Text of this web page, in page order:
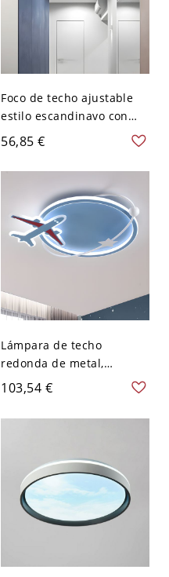
Foco de techo ajustable
estilo escandinavo con
acentos de madera
natural y silueta
juguetona - 110 A 120 V
56,85 €
Lámpara de techo
redonda de metal,
montada plana y cableada
en estilo infantil - Azul
110 A 120 V Blanco
103,54 €